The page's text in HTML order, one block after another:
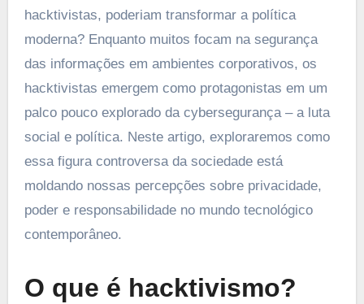
hacktivistas, poderiam transformar a política
moderna? Enquanto muitos focam na segurança
das informações em ambientes corporativos, os
hacktivistas emergem como protagonistas em um
palco pouco explorado da cybersegurança – a luta
social e política. Neste artigo, exploraremos como
essa figura controversa da sociedade está
moldando nossas percepções sobre privacidade,
poder e responsabilidade no mundo tecnológico
contemporâneo.
O que é hacktivismo?